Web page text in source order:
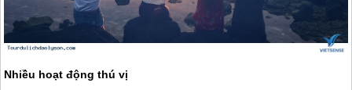
Nhiều hoạt động thú vị